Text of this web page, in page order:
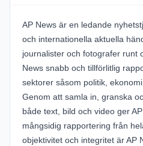
AP News är en ledande
och internationella aktuella
journalister och fotografer runt
News snabb och tillförlitlig
sektorer såsom politik,
Genom att samla in, granska
både text, bild och video ger
mångsidig rapportering från
objektivitet och integritet är AP